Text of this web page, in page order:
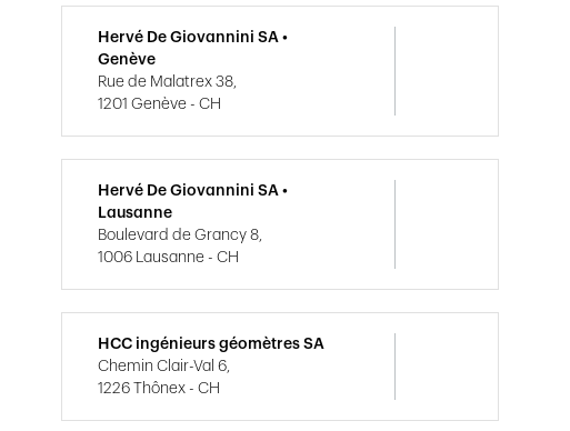
Hervé De Giovannini SA •
Genève
Rue de Malatrex 38,
1201 Genève - CH
Hervé De Giovannini SA •
Lausanne
Boulevard de Grancy 8,
1006 Lausanne - CH
HCC ingénieurs géomètres SA
Chemin Clair-Val 6,
1226 Thônex - CH